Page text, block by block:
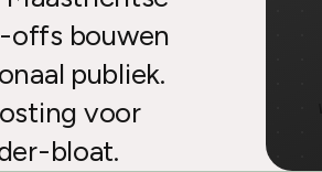
offs bouwen
publiek.
voor
bloat.